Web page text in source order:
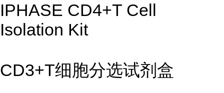
IPHASE CD4+T Cell
Isolation Kit
CD3+T细胞分选试剂盒